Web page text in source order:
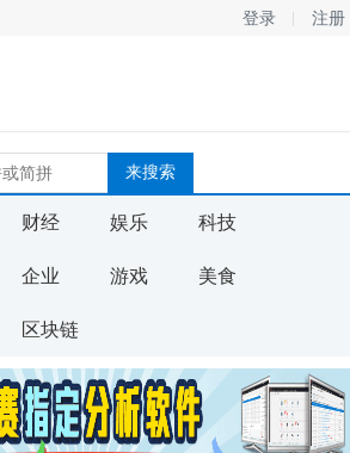
登录 注册
财经 娱乐 科技
企业 游戏 美食
区块链